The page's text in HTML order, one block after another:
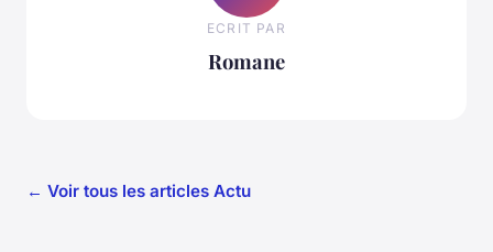
ECRIT PAR
Romane
← Voir tous les articles Actu